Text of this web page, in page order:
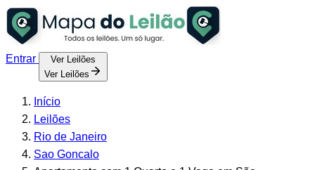
Entrar
Ver Leilões
Ver Leilões
Início
Leilões
Rio de Janeiro
Sao Goncalo